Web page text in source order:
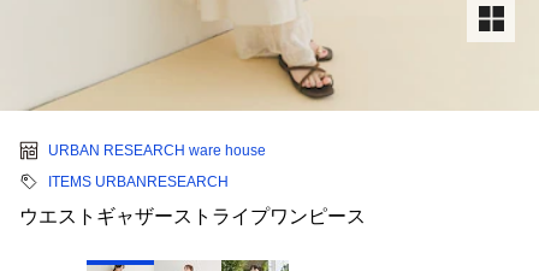
URBAN RESEARCH ware house
ITEMS URBANRESEARCH
ウエストギャザーストライプワンピース